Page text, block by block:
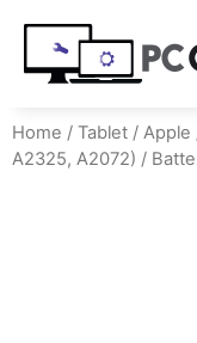
Home / Tablet / Apple
A2325, A2072) /